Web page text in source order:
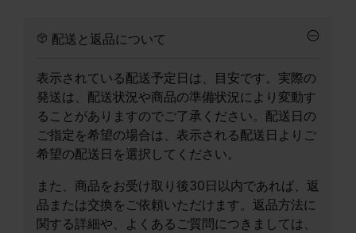
ーである4本の白いステッチが施されています。
配送と返品について
表示されている配送予定日は、目安です。実際の
発送は、配送状況や商品の準備状況により変動す
ることがありますのでご了承ください。配送日の
ご指定を希望の場合は、表示される配送日よりご
希望の配送日を選択してください。
また、商品をお受け取り後30日以内であれば、返
品または交換をご依頼いただけます。返品方法に
関する詳細や、よくあるご質問につきましては、